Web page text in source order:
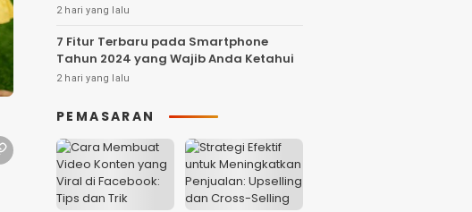
2 hari yang lalu
7 Fitur Terbaru pada Smartphone
Tahun 2024 yang Wajib Anda Ketahui
2 hari yang lalu
PEMASARAN